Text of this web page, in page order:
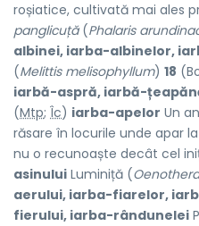
roșiatice, cultivată mai ales
panglicuță(Phalaris
albinei, iarba-albinelor,
(Melittis melisophyllum) 18
iarbă-aspră, iarbă-
(Mtp; Îc) iarba-apelor Un
răsare în locurile unde apar
nu o recunoaște decât cel
asinului Luminiță (
aerului, iarba-fiarelor,
fierului, iarba-rândunelei